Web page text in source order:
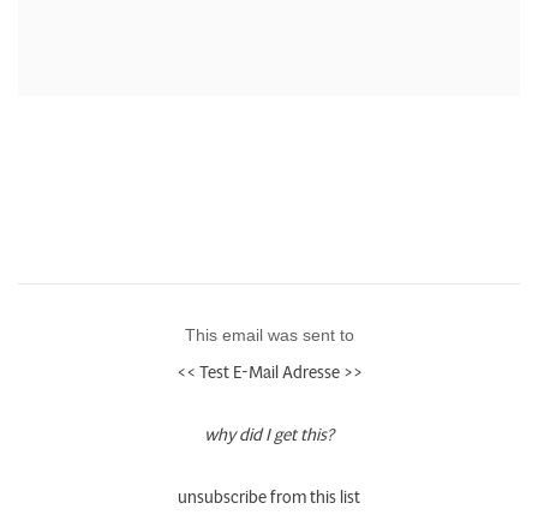
This email was sent to
<< Test E-Mail Adresse >>
why did I get this?
unsubscribe from this list